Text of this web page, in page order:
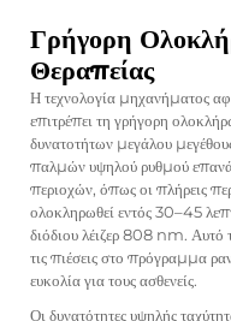
Γρήγορη
Θεραπείας
Η τεχνολογία μηχανήματος
επιτρέπει τη γρήγορη
δυνατοτήτων μεγάλου
παλμών υψηλού ρυθμού
περιοχών, όπως οι πλήρεις
ολοκληρωθεί εντός 30–45
διόδιου λέιζερ 808 nm. Αυτό
τις πιέσεις στο πρόγραμμα
ευκολία για τους ασθενείς.
Οι δυνατότητες υψηλής